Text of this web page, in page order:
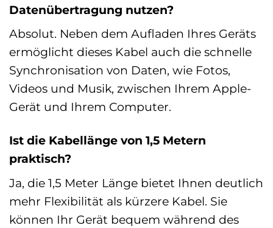
Datenübertragung nutzen?
Absolut. Neben dem Aufladen Ihres Geräts
ermöglicht dieses Kabel auch die schnelle
Synchronisation von Daten, wie Fotos,
Videos und Musik, zwischen Ihrem Apple-
Gerät und Ihrem Computer.
Ist die Kabellänge von 1,5 Metern
praktisch?
Ja, die 1,5 Meter Länge bietet Ihnen deutlich
mehr Flexibilität als kürzere Kabel. Sie
können Ihr Gerät bequem während des